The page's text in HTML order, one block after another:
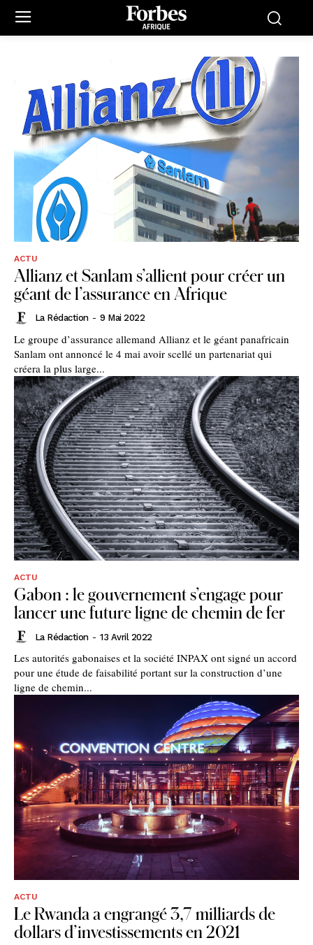
ACTU
Allianz et Sanlam s’allient pour créer un
géant de l’assurance en Afrique
La Rédaction - 9 Mai 2022
Le groupe d’assurance allemand Allianz et le géant panafricain
Sanlam ont annoncé le 4 mai avoir scellé un partenariat qui
créera la plus large...
ACTU
Gabon : le gouvernement s’engage pour
lancer une future ligne de chemin de fer
La Rédaction - 13 Avril 2022
Les autorités gabonaises et la société INPAX ont signé un accord
pour une étude de faisabilité portant sur la construction d’une
ligne de chemin...
ACTU
Le Rwanda a engrangé 3,7 milliards de
dollars d’investissements en 2021